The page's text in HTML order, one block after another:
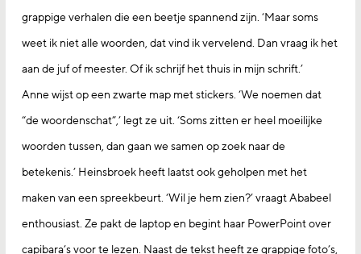
grappige verhalen die een beetje spannend zijn. ‘Maar soms
weet ik niet alle woorden, dat vind ik vervelend. Dan vraag ik het
aan de juf of meester. Of ik schrijf het thuis in mijn schrift.’
Anne wijst op een zwarte map met stickers. ‘We noemen dat
“de woordenschat”,’ legt ze uit. ‘Soms zitten er heel moeilijke
woorden tussen, dan gaan we samen op zoek naar de
betekenis.’ Heinsbroek heeft laatst ook geholpen met het
maken van een spreekbeurt. ‘Wil je hem zien?’ vraagt Ababeel
enthousiast. Ze pakt de laptop en begint haar PowerPoint over
capibara’s voor te lezen. Naast de tekst heeft ze grappige foto’s,